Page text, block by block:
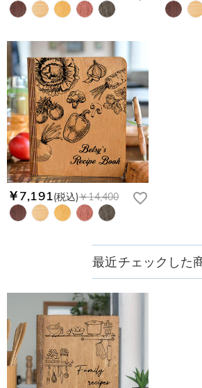
￥7,191(税込)￥14,400
最近チェックした